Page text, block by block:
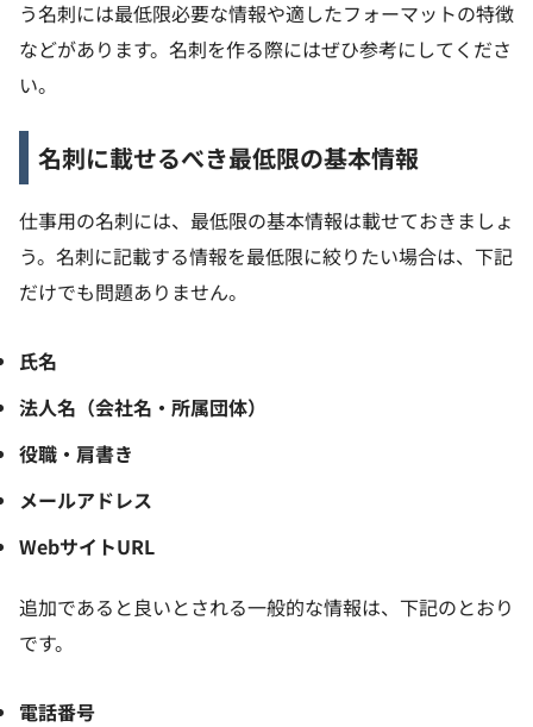
う名刺には最低限必要な情報や適したフォーマットの特徴
などがあります。名刺を作る際にはぜひ参考にしてくださ
い。
名刺に載せるべき最低限の基本情報
仕事用の名刺には、最低限の基本情報は載せておきましょ
う。名刺に記載する情報を最低限に絞りたい場合は、下記
だけでも問題ありません。
氏名
法人名（会社名・所属団体）
役職・肩書き
メールアドレス
WebサイトURL
追加であると良いとされる一般的な情報は、下記のとおり
です。
電話番号